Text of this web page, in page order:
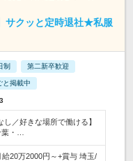
サクッと定時退社★私服
制 第二新卒歓迎
と掲載中
し／好きな場所で働ける】
・…
20万2000円～+賞与 埼玉/